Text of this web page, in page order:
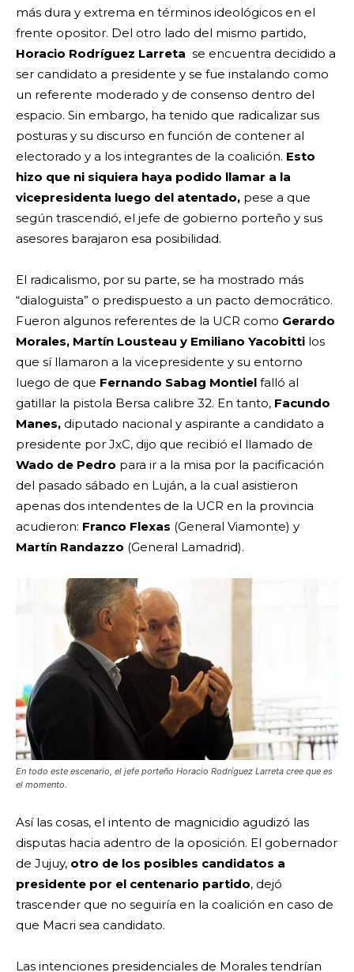
más dura y extrema en términos ideológicos en el
frente opositor. Del otro lado del mismo partido,
Horacio Rodríguez Larreta se encuentra decidido a
ser candidato a presidente y se fue instalando como
un referente moderado y de consenso dentro del
espacio. Sin embargo, ha tenido que radicalizar sus
posturas y su discurso en función de contener al
electorado y a los integrantes de la coalición. Esto
hizo que ni siquiera haya podido llamar a la
vicepresidenta luego del atentado, pese a que
según trascendió, el jefe de gobierno porteño y sus
asesores barajaron esa posibilidad.
El radicalismo, por su parte, se ha mostrado más
“dialoguista” o predispuesto a un pacto democrático.
Fueron algunos referentes de la UCR como Gerardo
Morales, Martín Lousteau y Emiliano Yacobitti los
que sí llamaron a la vicepresidente y su entorno
luego de que Fernando Sabag Montiel falló al
gatillar la pistola Bersa calibre 32. En tanto, Facundo
Manes, diputado nacional y aspirante a candidato a
presidente por JxC, dijo que recibió el llamado de
Wado de Pedro para ir a la misa por la pacificación
del pasado sábado en Luján, a la cual asistieron
apenas dos intendentes de la UCR en la provincia
acudieron: Franco Flexas (General Viamonte) y
Martín Randazzo (General Lamadrid).
En todo este escenario, el jefe porteño Horacio Rodríguez Larreta cree que es
el momento.
Así las cosas, el intento de magnicidio agudizó las
disputas hacia adentro de la oposición. El gobernador
de Jujuy, otro de los posibles candidatos a
presidente por el centenario partido, dejó
trascender que no seguiría en la coalición en caso de
que Macri sea candidato.
Las intenciones presidenciales de Morales tendrían